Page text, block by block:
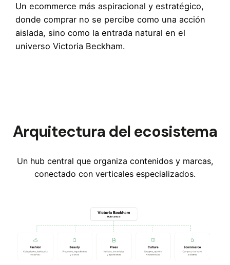
Un ecommerce más aspiracional y estratégico,
donde comprar no se percibe como una acción
aislada, sino como la entrada natural en el
universo Victoria Beckham.
Arquitectura del ecosistema
Un hub central que organiza contenidos y marcas,
conectado con verticales especializados.